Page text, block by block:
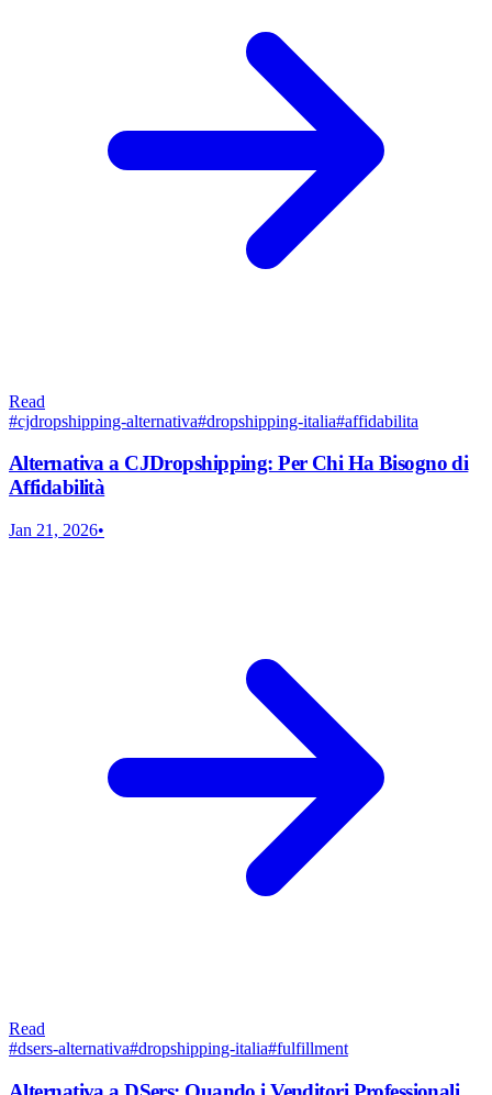
Read
#cjdropshipping-alternativa#dropshipping-italia#affidabilita
Alternativa a CJDropshipping: Per Chi Ha Bisogno di
Affidabilità
Jan 21, 2026•
Read
#dsers-alternativa#dropshipping-italia#fulfillment